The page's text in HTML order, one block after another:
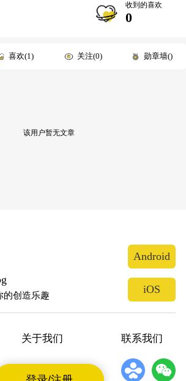
收到的喜欢
0
喜欢 1 关注 0 勋章墙
该用户暂无文章
的创造乐趣
Android
iOS
关于我们 联系我们